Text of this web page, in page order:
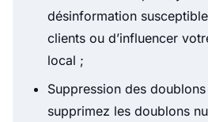
désinformation
clients ou d’influencer
local ;
Suppression des
supprimez les doublons